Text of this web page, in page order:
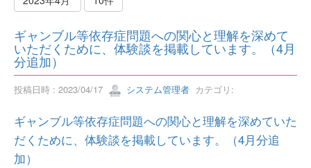
ギャンブル等依存症問題への関心と理解を深めて
いただくために、体験談を掲載しています。（4月
分追加）
投稿日時 : 2023/04/17 システム管理者 カテゴリ:
ギャンブル等依存症問題への関心と理解を深めていた
だくために、体験談を掲載しています。（4月分追
加）